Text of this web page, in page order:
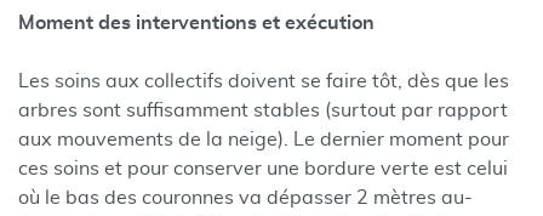
Moment des interventions et exécution
Les soins aux collectifs doivent se faire tôt, dès que les
arbres sont suffisamment stables (surtout par rapport
aux mouvements de la neige). Le dernier moment pour
ces soins et pour conserver une bordure verte est celui
où le bas des couronnes va dépasser 2 mètres au-